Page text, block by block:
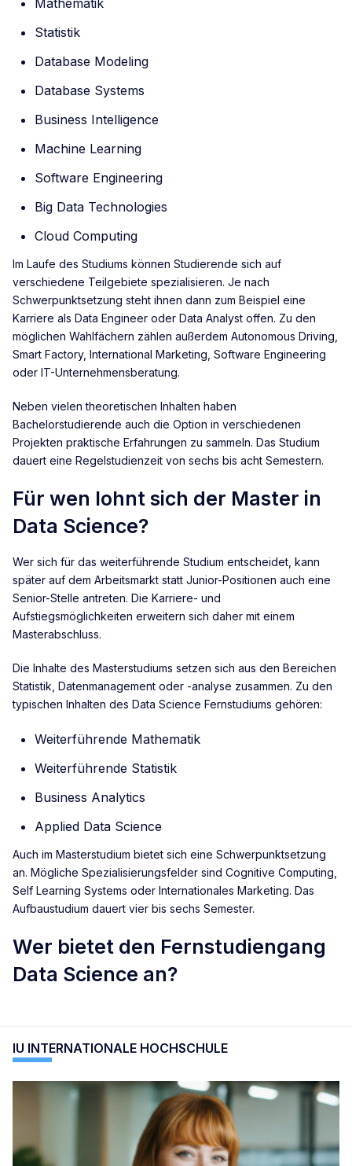
Mathematik
Statistik
Database Modeling
Database Systems
Business Intelligence
Machine Learning
Software Engineering
Big Data Technologies
Cloud Computing
Im Laufe des Studiums können Studierende sich auf
verschiedene Teilgebiete spezialisieren. Je nach
Schwerpunktsetzung steht ihnen dann zum Beispiel eine
Karriere als Data Engineer oder Data Analyst offen. Zu den
möglichen Wahlfächern zählen außerdem Autonomous Driving,
Smart Factory, International Marketing, Software Engineering
oder IT-Unternehmensberatung.
Neben vielen theoretischen Inhalten haben
Bachelorstudierende auch die Option in verschiedenen
Projekten praktische Erfahrungen zu sammeln. Das Studium
dauert eine Regelstudienzeit von sechs bis acht Semestern.
Für wen lohnt sich der Master in
Data Science?
Wer sich für das weiterführende Studium entscheidet, kann
später auf dem Arbeitsmarkt statt Junior-Positionen auch eine
Senior-Stelle antreten. Die Karriere- und
Aufstiegsmöglichkeiten erweitern sich daher mit einem
Masterabschluss.
Die Inhalte des Masterstudiums setzen sich aus den Bereichen
Statistik, Datenmanagement oder -analyse zusammen. Zu den
typischen Inhalten des Data Science Fernstudiums gehören:
Weiterführende Mathematik
Weiterführende Statistik
Business Analytics
Applied Data Science
Auch im Masterstudium bietet sich eine Schwerpunktsetzung
an. Mögliche Spezialisierungsfelder sind Cognitive Computing,
Self Learning Systems oder Internationales Marketing. Das
Aufbaustudium dauert vier bis sechs Semester.
Wer bietet den Fernstudiengang
Data Science an?
IU INTERNATIONALE HOCHSCHULE